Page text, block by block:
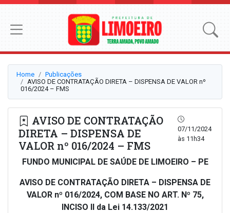
Home
Publicações
AVISO DE CONTRATAÇÃO DIRETA – DISPENSA DE VALOR nº
016/2024 – FMS
AVISO DE CONTRATAÇÃO
DIRETA – DISPENSA DE
VALOR nº 016/2024 – FMS
07/11/2024
às 11h34
FUNDO MUNICIPAL DE SAÚDE DE LIMOEIRO – PE
AVISO DE CONTRATAÇÃO DIRETA – DISPENSA DE
VALOR nº 016/2024, COM BASE NO ART. Nº 75,
INCISO II da Lei 14.133/2021